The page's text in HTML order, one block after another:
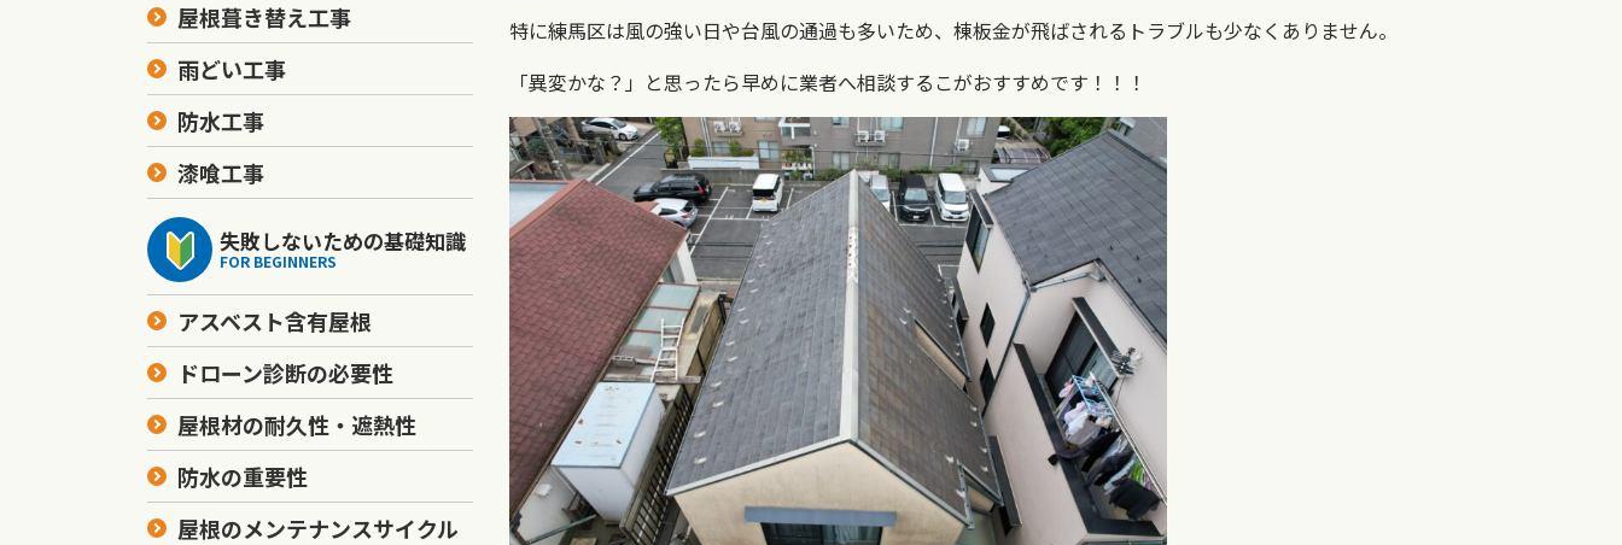
特に練馬区は風の強い日や台風の通過も多いため、棟板金が飛ばされるトラブルも少なくありません。
「異変かな？」と思ったら早めに業者へ相談するこがおすすめです！！！
屋根葺き替え工事
雨どい工事
防水工事
漆喰工事
失敗しないための基礎知識
FOR BEGINNERS
アスベスト含有屋根
ドローン診断の必要性
屋根材の耐久性・遮熱性
防水の重要性
屋根のメンテナンスサイクル